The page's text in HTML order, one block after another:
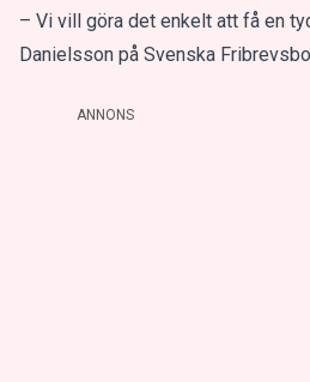
– Vi vill göra det enkelt att få en
Danielsson på Svenska
ANNONS